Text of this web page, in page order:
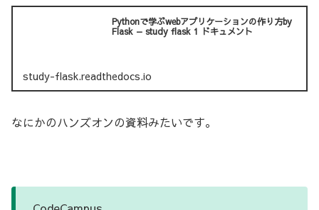
Pythonで学ぶwebアプリケーションの作り方by
Flask — study flask 1 ドキュメント
study-flask.readthedocs.io
なにかのハンズオンの資料みたいです。